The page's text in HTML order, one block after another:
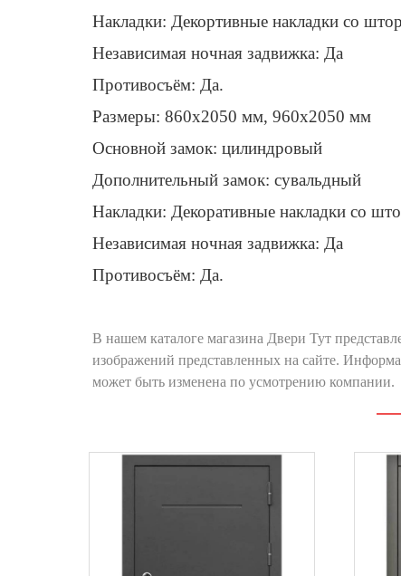
Накладки: Декортивные накладки со
Независимая ночная задвижка: Да
Противосъём: Да.
Размеры: 860х2050 мм, 960х2050 мм
Основной замок: цилиндровый
Дополнительный замок: сувальдный
Накладки: Декоративные накладки со
Независимая ночная задвижка: Да
Противосъём: Да.
В нашем каталоге магазина Двери Тут
изображений представленных на сайте.
может быть изменена по усмотрению компании.